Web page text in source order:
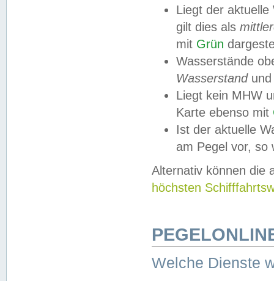
Liegt der
gilt dies als
mit Grün
Wasserstände
Wasserstandund
Liegt kein MHW
Karte ebenso mit
Ist der aktuelle
am Pegel vor,
Alternativ können die
höchsten
Welche Dienste